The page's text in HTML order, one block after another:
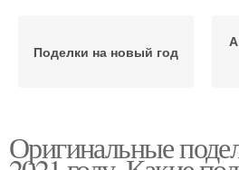
Поделки на новый год
Поделки на тему
Оригинальные